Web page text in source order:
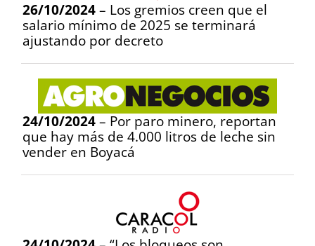
26/10/2024 – Los gremios creen que el
salario mínimo de 2025 se terminará
ajustando por decreto
24/10/2024 – Por paro minero, reportan
que hay más de 4.000 litros de leche sin
vender en Boyacá